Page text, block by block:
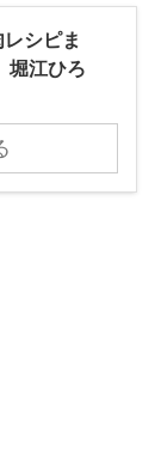
シピま
堀江ひろ